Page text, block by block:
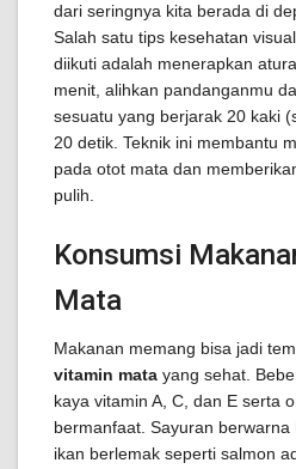
dari seringnya kita berada di
Salah satu tips kesehatan
diikuti adalah menerapkan
menit, alihkan pandanganmu
sesuatu yang berjarak 20 kaki
20 detik. Teknik ini membantu
pada otot mata dan
pulih.
Konsumsi
Mata
Makanan memang bisa jadi
vitamin mata yang sehat.
kaya vitamin A, C, dan E serta
bermanfaat. Sayuran
ikan berlemak seperti salmon